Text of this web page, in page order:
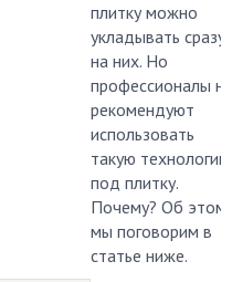
плитку можно
укладывать сразу
на них. Но
профессионалы не
рекомендуют
использовать
такую технологию
под плитку.
Почему? Об этом
мы поговорим в
статье ниже.